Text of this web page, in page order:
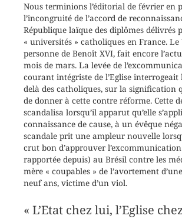
Nous terminions l’éditorial de février en
l’incongruité de l’accord de
République laïque des diplômes délivrés
« universités » catholiques en France. Le
personne de Benoît XVI, fait encore
mois de mars. La levée de
courant intégriste de l’Eglise interrogeait
delà des catholiques, sur la signification
de donner à cette contre réforme. Cette
scandalisa lorsqu’il apparut qu’elle
connaissance de cause, à un évêque
scandale prit une ampleur nouvelle
crut bon d’approuver
rapportée depuis) au Brésil contre les
mère « coupables » de l’avortement
neuf ans, victime d’un viol.
« L’Etat chez lui, l’Eglise